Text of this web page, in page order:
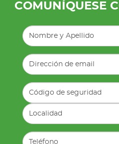
COMUNÍQUESE